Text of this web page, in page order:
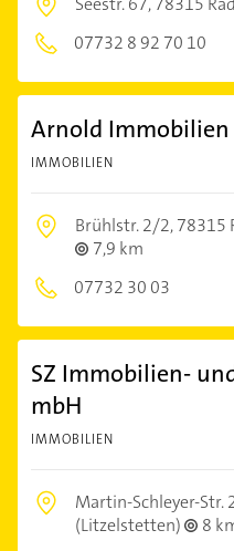
07732 8 92 70 10
Arnold
IMMOBILIEN
Brühlstr. 2/2,78315
7,9 km
07732 30 03
SZ Immobilien-
mbH
IMMOBILIEN
Martin-Schleyer-Str.
(Litzelstetten)
8